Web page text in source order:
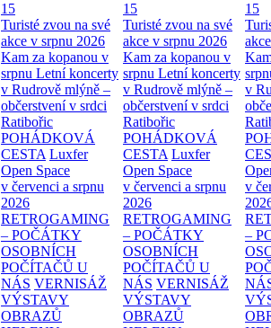
15
Turisté zvou na své
akce v srpnu 2026
Kam za kopanou v
srpnu Letní koncerty
v Rudrově mlýně –
občerstvení v srdci
Ratibořic
POHÁDKOVÁ
CESTA Luxfer
Open Space
v červenci a srpnu
2026
RETROGAMING
– POČÁTKY
OSOBNÍCH
POČÍTAČŮ U
NÁS VERNISÁŽ
VÝSTAVY
OBRAZŮ
15
Turisté zvou na své
akce v srpnu 2026
Kam za kopanou v
srpnu Letní koncerty
v Rudrově mlýně –
občerstvení v srdci
Ratibořic
POHÁDKOVÁ
CESTA Luxfer
Open Space
v červenci a srpnu
2026
RETROGAMING
– POČÁTKY
OSOBNÍCH
POČÍTAČŮ U
NÁS VERNISÁŽ
VÝSTAVY
OBRAZŮ
15
v
v
–